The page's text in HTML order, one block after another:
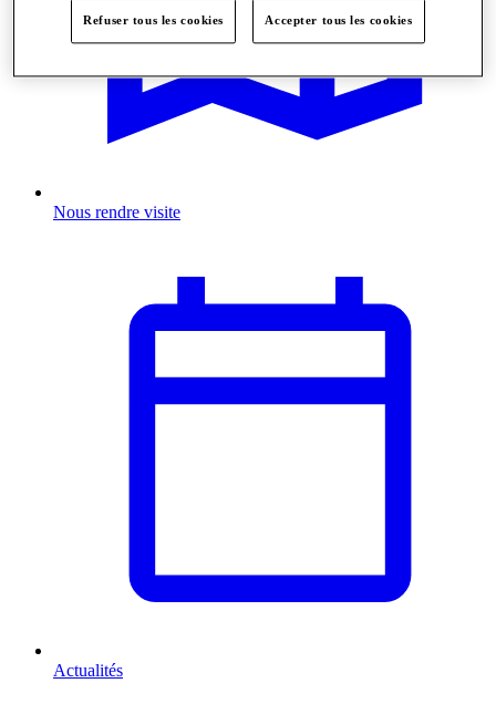
Nous rendre visite
Actualités
Refuser tous les cookies Accepter tous les cookies